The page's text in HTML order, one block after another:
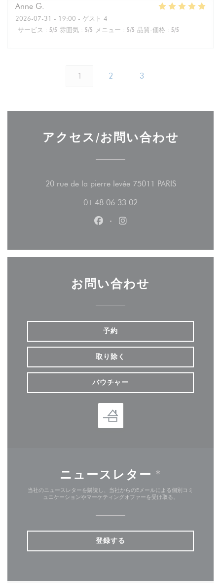
Anne G
2026-07-31 - 19:00 - ゲスト 4
サービス : 5/5 雰囲気 : 5/5 メニュー : 5/5 品質-価格 : 5/5
1 2 3
アクセス/お問い合わせ
20 rue de la pierre levée 75011 PARIS((新しいウ
01 48 06 33 02
Facebook ((新しいウィンドウ
Instagram ((新しいウィ
お問い合わせ
予約
取り除く
バウチャー
ニュースレター *
当社のニュースレターを購読し、当社からのEメールによる個別コミ
ュニケーションやマーケティングオファーを受け取る。
登録する